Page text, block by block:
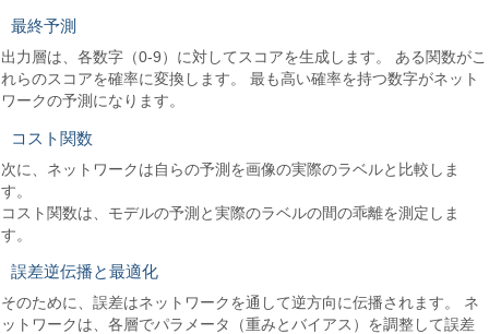
最終予測
出力層は、各数字（0-9）に対してスコアを生成します。 ある関数がこ
れらのスコアを確率に変換します。 最も高い確率を持つ数字がネット
ワークの予測になります。
コスト関数
次に、ネットワークは自らの予測を画像の実際のラベルと比較しま
す。
コスト関数は、モデルの予測と実際のラベルの間の乖離を測定しま
す。
誤差逆伝播と最適化
そのために、誤差はネットワークを通して逆方向に伝播されます。 ネ
ットワークは、各層でパラメータ（重みとバイアス）を調整して誤差